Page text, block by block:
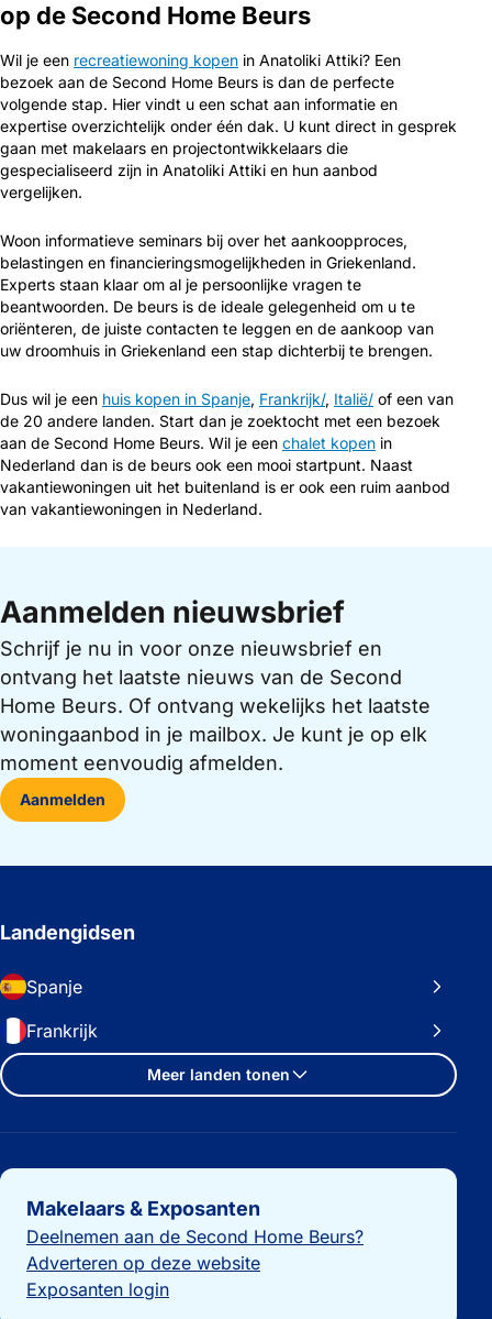
op de Second Home Beurs
Wil je een recreatiewoning kopen in Anatoliki Attiki? Een
bezoek aan de Second Home Beurs is dan de perfecte
volgende stap. Hier vindt u een schat aan informatie en
expertise overzichtelijk onder één dak. U kunt direct in gesprek
gaan met makelaars en projectontwikkelaars die
gespecialiseerd zijn in Anatoliki Attiki en hun aanbod
vergelijken.
Woon informatieve seminars bij over het aankoopproces,
belastingen en financieringsmogelijkheden in Griekenland.
Experts staan klaar om al je persoonlijke vragen te
beantwoorden. De beurs is de ideale gelegenheid om u te
oriënteren, de juiste contacten te leggen en de aankoop van
uw droomhuis in Griekenland een stap dichterbij te brengen.
Dus wil je een huis kopen in Spanje, Frankrijk/, Italië/ of een van
de 20 andere landen. Start dan je zoektocht met een bezoek
aan de Second Home Beurs. Wil je een chalet kopen in
Nederland dan is de beurs ook een mooi startpunt. Naast
vakantiewoningen uit het buitenland is er ook een ruim aanbod
van vakantiewoningen in Nederland.
Aanmelden nieuwsbrief
Schrijf je nu in voor onze nieuwsbrief en
ontvang het laatste nieuws van de Second
Home Beurs. Of ontvang wekelijks het laatste
woningaanbod in je mailbox. Je kunt je op elk
moment eenvoudig afmelden.
Aanmelden
Landengidsen
Spanje
Frankrijk
Meer landen tonen
Belangrijke links
Makelaars & Exposanten
Deelnemen aan de Second Home Beurs?
Adverteren op deze website
Exposanten login